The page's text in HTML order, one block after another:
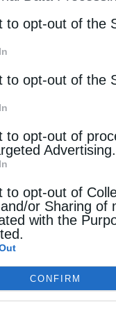
parties.
to opt-out of the
to opt-out of the
to opt-out of
Advertising.
to opt-out of
or Sharing of
with the
CONFIRM
δεν
στην επαρχία
βαρέλια
στη SOCAR
Gas Cap της
Θάλασσα